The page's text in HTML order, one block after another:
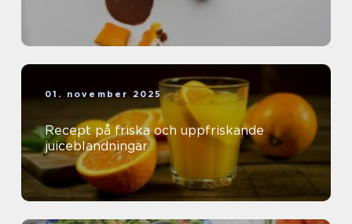
01. november 2025
Recept på friska och uppfriskande
juiceblandningar